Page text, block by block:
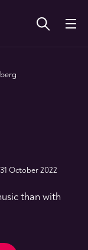
October 2022
than with